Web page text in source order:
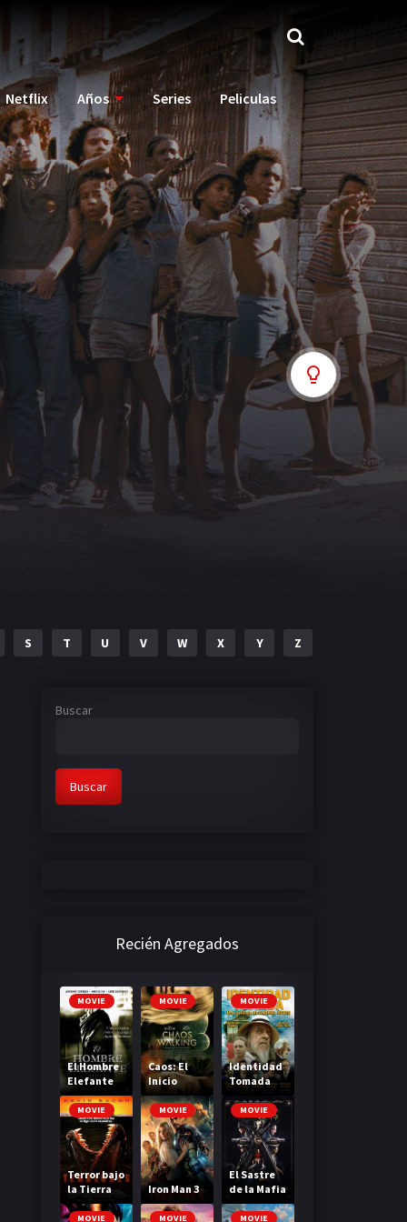
Netflix Años Series Peliculas
S T U V W X Y Z
Buscar
Buscar
Recién Agregados
MOVIE
El Hombre
Elefante
MOVIE
Caos: El
Inicio
MOVIE
Identidad
Tomada
MOVIE
Terror bajo
la Tierra
MOVIE
Iron Man 3
MOVIE
El Sastre
de la Mafia
MOVIE MOVIE MOVIE